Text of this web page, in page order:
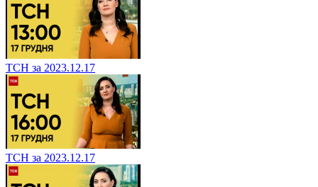
ТСН за 2023.12.17
ТСН за 2023.12.17